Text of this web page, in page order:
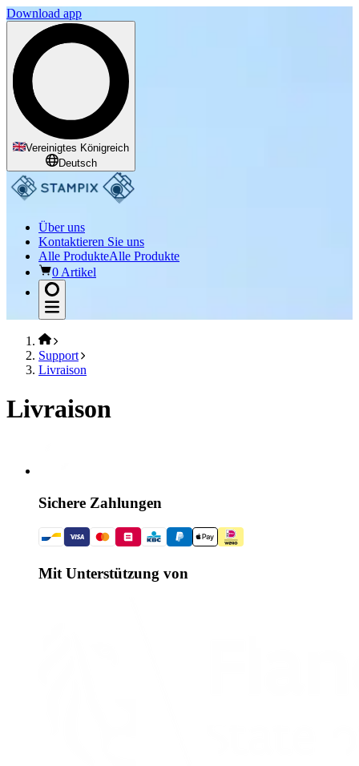
Download app
Vereinigtes Königreich
Deutsch
Über uns
Kontaktieren Sie uns
Alle ProdukteAlle Produkte
0 Artikel
Support
Livraison
Livraison
Sichere Zahlungen
Mit Unterstützung von